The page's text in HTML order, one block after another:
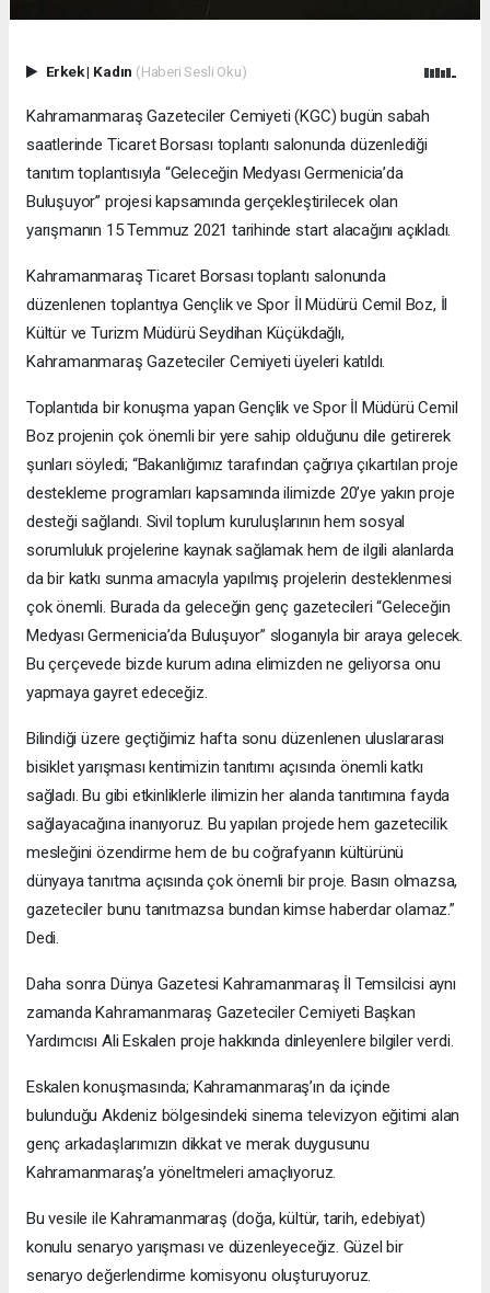
Erkek| Kadın (Haberi Sesli Oku)
Kahramanmaraş Gazeteciler Cemiyeti (KGC) bugün sabah
saatlerinde Ticaret Borsası toplantı salonunda düzenlediği
tanıtım toplantısıyla “Geleceğin Medyası Germenicia’da
Buluşuyor” projesi kapsamında gerçekleştirilecek olan
yarışmanın 15 Temmuz 2021 tarihinde start alacağını açıkladı.
Kahramanmaraş Ticaret Borsası toplantı salonunda
düzenlenen toplantıya Gençlik ve Spor İl Müdürü Cemil Boz, İl
Kültür ve Turizm Müdürü Seydihan Küçükdağlı,
Kahramanmaraş Gazeteciler Cemiyeti üyeleri katıldı.
Toplantıda bir konuşma yapan Gençlik ve Spor İl Müdürü Cemil
Boz projenin çok önemli bir yere sahip olduğunu dile getirerek
şunları söyledi; “Bakanlığımız tarafından çağrıya çıkartılan proje
destekleme programları kapsamında ilimizde 20’ye yakın proje
desteği sağlandı. Sivil toplum kuruluşlarının hem sosyal
sorumluluk projelerine kaynak sağlamak hem de ilgili alanlarda
da bir katkı sunma amacıyla yapılmış projelerin desteklenmesi
çok önemli. Burada da geleceğin genç gazetecileri “Geleceğin
Medyası Germenicia’da Buluşuyor” sloganıyla bir araya gelecek.
Bu çerçevede bizde kurum adına elimizden ne geliyorsa onu
yapmaya gayret edeceğiz.
Bilindiği üzere geçtiğimiz hafta sonu düzenlenen uluslararası
bisiklet yarışması kentimizin tanıtımı açısında önemli katkı
sağladı. Bu gibi etkinliklerle ilimizin her alanda tanıtımına fayda
sağlayacağına inanıyoruz. Bu yapılan projede hem gazetecilik
mesleğini özendirme hem de bu coğrafyanın kültürünü
dünyaya tanıtma açısında çok önemli bir proje. Basın olmazsa,
gazeteciler bunu tanıtmazsa bundan kimse haberdar olamaz.”
Dedi.
Daha sonra Dünya Gazetesi Kahramanmaraş İl Temsilcisi aynı
zamanda Kahramanmaraş Gazeteciler Cemiyeti Başkan
Yardımcısı Ali Eskalen proje hakkında dinleyenlere bilgiler verdi.
Eskalen konuşmasında; Kahramanmaraş’ın da içinde
bulunduğu Akdeniz bölgesindeki sinema televizyon eğitimi alan
genç arkadaşlarımızın dikkat ve merak duygusunu
Kahramanmaraş’a yöneltmeleri amaçlıyoruz.
Bu vesile ile Kahramanmaraş (doğa, kültür, tarih, edebiyat)
konulu senaryo yarışması ve düzenleyeceğiz. Güzel bir
senaryo değerlendirme komisyonu oluşturuyoruz.